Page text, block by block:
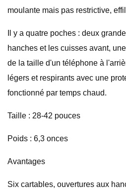
moulante mais pas restrictive,
Il y a quatre poches : deux
hanches et les cuisses avant,
de la taille d'un téléphone à
légers et respirants avec une
fonctionné par temps chaud.
Taille : 28-42 pouces
Poids : 6,3 onces
Avantages
Six cartables, ouvertures aux